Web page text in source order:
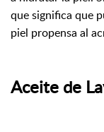
que significa que
piel propensa al
Aceite de